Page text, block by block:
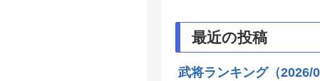
最近の投稿
武将ランキング（2026/